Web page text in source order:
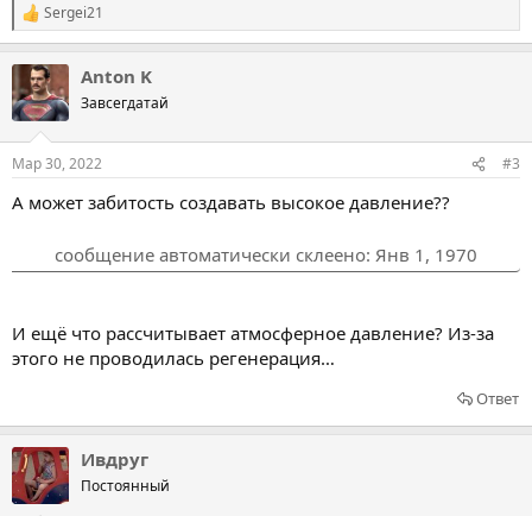
Р
е
ц
и
Sergei21
Anton K
Завсегдатай
Мар 30, 2022 #3
А может забитость создавать высокое давление??
сообщение автоматически склеено: Янв 1, 1970
И ещё что рассчитывает атмосферное давление? Из-за
этого не проводилась регенерация…
Ответ
Ивдруг
Постоянный